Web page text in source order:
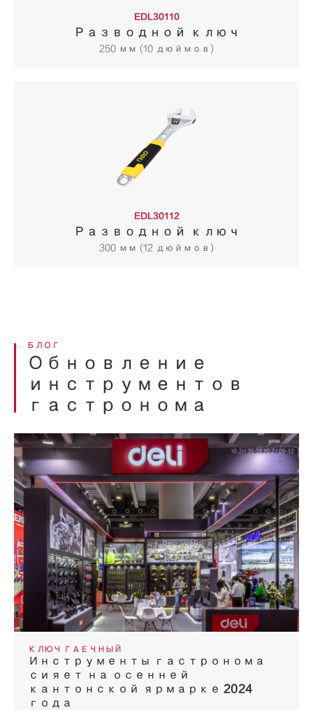
EDL30110
Разводной ключ
250 мм (10 дюймов)
EDL30112
Разводной ключ
300 мм (12 дюймов)
БЛОГ
Обновление
инструментов
гастронома
КЛЮЧ ГАЕЧНЫЙ
Инструменты гастронома
сияет на осенней
кантонской ярмарке 2024
года